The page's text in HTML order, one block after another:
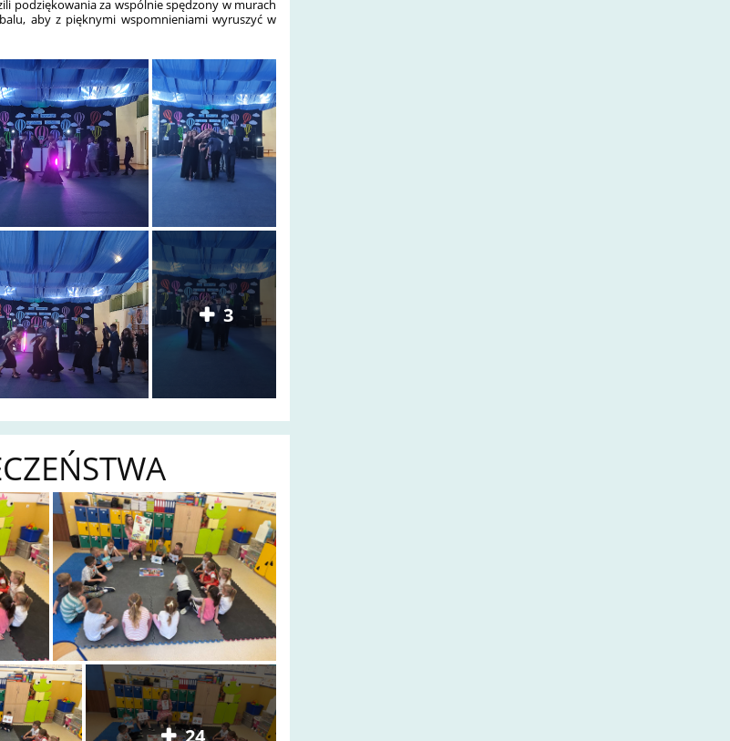
podziękowania za wspólnie spędzony w murach
aby z pięknymi wspomnieniami wyruszyć w
3
24